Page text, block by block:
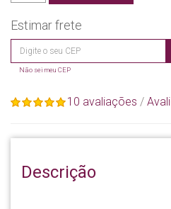
Estimar frete
Não sei meu CEP
10 avaliações /
Descrição